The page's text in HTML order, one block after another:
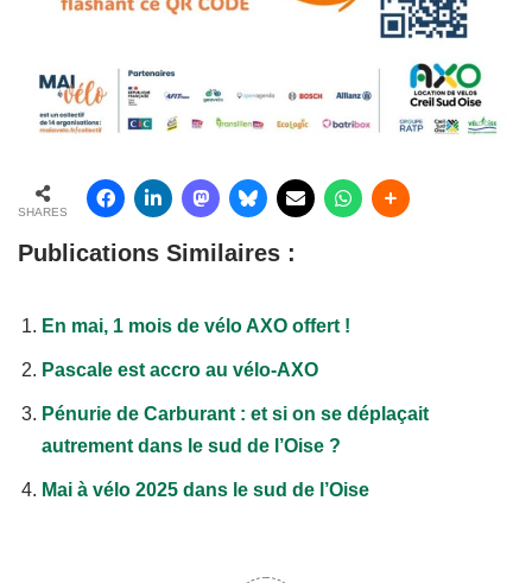
SHARES
Publications Similaires :
En mai, 1 mois de vélo AXO offert !
Pascale est accro au vélo-AXO
Pénurie de Carburant : et si on se déplaçait
autrement dans le sud de l’Oise ?
Mai à vélo 2025 dans le sud de l’Oise